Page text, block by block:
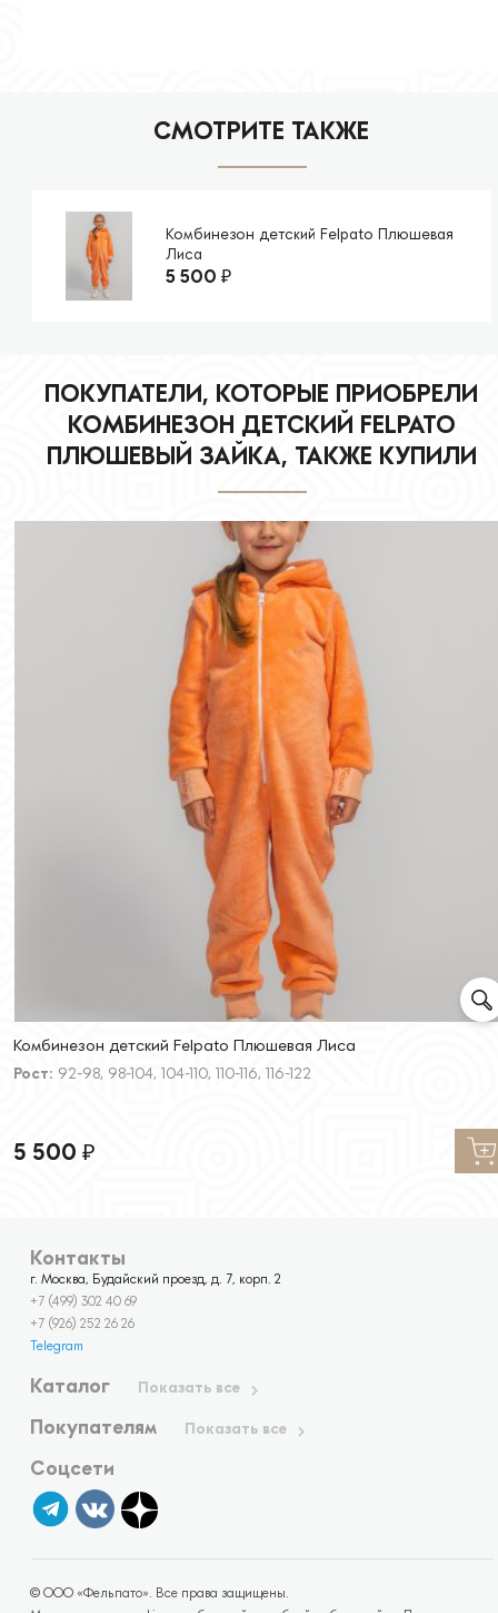
СМОТРИТЕ ТАКЖЕ
Комбинезон детский Felpato Плюшевая
Лиса
5 500₽
ПОКУПАТЕЛИ, КОТОРЫЕ ПРИОБРЕЛИ
КОМБИНЕЗОН ДЕТСКИЙ FELPATO
ПЛЮШЕВЫЙ ЗАЙКА, ТАКЖЕ КУПИЛИ
Комбинезон детский Felpato Плюшевая Лиса
Рост: 92-98, 98-104, 104-110, 110-116, 116-122
5 500₽
Контакты
г. Москва, Будайский проезд, д. 7, корп. 2
+7 (499) 302 40 69
+7 (926) 252 26 26
Telegram
Каталог Показать все
Покупателям Показать все
Соцсети
© ООО «Фельпато». Все права защищены.